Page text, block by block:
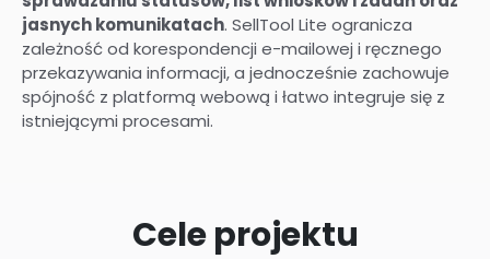
jasnych komunikatach. SellTool Lite ogranicza
zależność od korespondencji e-mailowej i ręcznego
przekazywania informacji, a jednocześnie zachowuje
spójność z platformą webową i łatwo integruje się z
istniejącymi procesami.
Cele projektu